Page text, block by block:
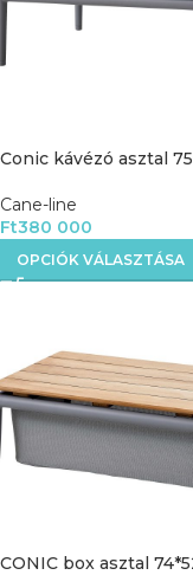
Conic kávézó asztal
Cane-line
Ft380 000
OPCIÓK VÁLASZTÁSA
CONIC box asztal